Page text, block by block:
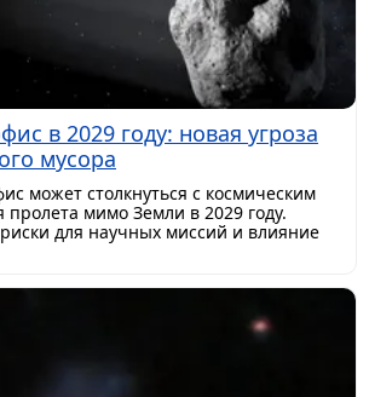
в 2029 году: новая угроза
мусора
может столкнуться с космическим
пролета мимо Земли в 2029 году.
для научных миссий и влияние